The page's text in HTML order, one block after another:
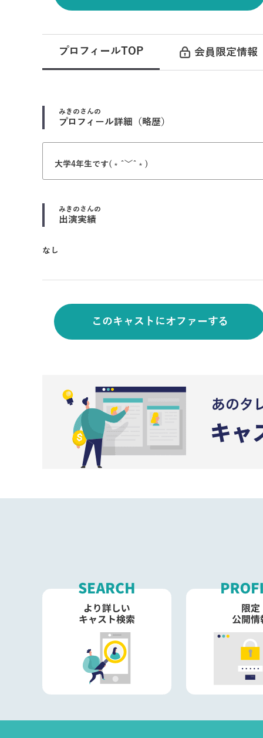
プロフィールTOP 会員限定情報
みきの さんの
プロフィール詳細（略歴）
大学4年生です(﹡ˆ﹀ˆ﹡)
みきの さんの
出演実績
なし
このキャストにオファーする